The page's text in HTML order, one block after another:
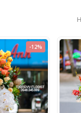
-12%